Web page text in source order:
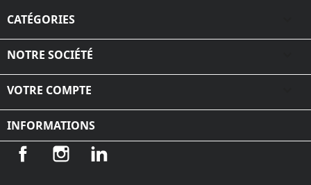
CATÉGORIES
NOTRE SOCIÉTÉ
VOTRE COMPTE
INFORMATIONS
Facebook Instagram